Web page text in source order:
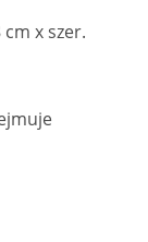
x szer.